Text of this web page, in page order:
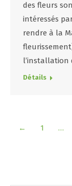
des fleurs
intéressés
rendre à la
l’installation
Détails
← 1 …